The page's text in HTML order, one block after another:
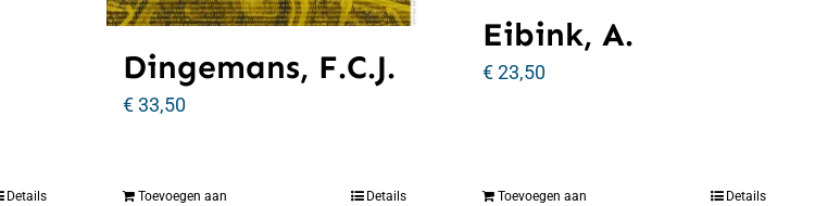
Details
Dingemans, F.C.J.
€33,50
Toevoegen aan
Details
Eibink, A.
€23,50
Toevoegen aan
Details